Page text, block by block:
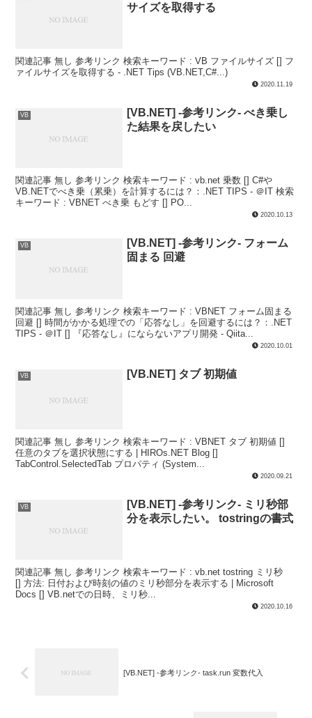
サイズを取得する
関連記事 無し 参考リンク 検索キーワード : VB ファイルサイズ [] フ
ァイルサイズを取得する - .NET Tips (VB.NET,C#...)
2020.11.19
VB
[VB.NET] -参考リンク- べき乗し
た結果を戻したい
関連記事 無し 参考リンク 検索キーワード : vb.net 乗数 [] C#や
VB.NETでべき乗（累乗）を計算するには？：.NET TIPS - ＠IT 検索
キーワード : VBNET べき乗 もどす [] PO...
2020.10.13
VB
[VB.NET] -参考リンク- フォーム
固まる 回避
関連記事 無し 参考リンク 検索キーワード : VBNET フォーム固まる
回避 [] 時間がかかる処理での「応答なし」を回避するには？：.NET
TIPS - ＠IT [] 『応答なし』にならないアプリ開発 - Qiita...
2020.10.01
VB [VB.NET] タブ 初期値
関連記事 無し 参考リンク 検索キーワード : VBNET タブ 初期値 []
任意のタブを選択状態にする | HIROs.NET Blog []
TabControl.SelectedTab プロパティ (System...
2020.09.21
VB
[VB.NET] -参考リンク- ミリ秒部
分を表示したい。 tostringの書式
関連記事 無し 参考リンク 検索キーワード : vb.net tostring ミリ秒
[] 方法: 日付および時刻の値のミリ秒部分を表示する | Microsoft
Docs [] VB.netでの日時、ミリ秒...
2020.10.16
[VB.NET] -参考リンク- task.run 変数代入